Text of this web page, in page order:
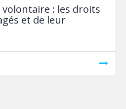
: les droits
et de leur